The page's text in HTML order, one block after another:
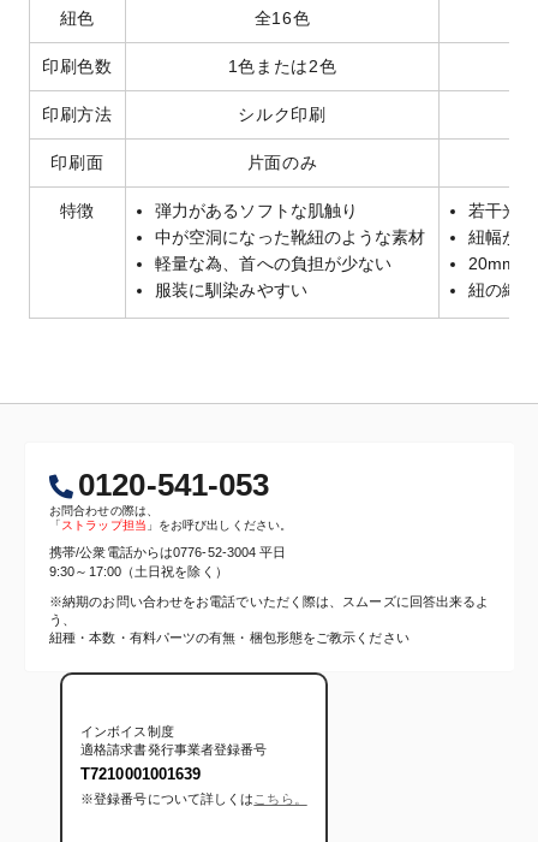
紐色 全16色
印刷色数 1色または2色
印刷方法 シルク印刷
印刷面 片面のみ
特徴
弾力があるソフトな肌触り
中が空洞になった靴紐のような素材
軽量な為、首への負担が少ない
服装に馴染みやすい
若干光
紐幅が
20mm幅
紐の織
0120-541-053
お問合わせの際は、
「ストラップ担当 」をお呼び出しください。
携帯/公衆電話からは0776-52-3004 平日
9:30～17:00（土日祝を除く）
※納期のお問い合わせをお電話でいただく際は、スムーズに回答出来るよ
う、
紐種・本数・有料パーツの有無・梱包形態をご教示ください
インボイス制度
適格請求書発行事業者登録番号
T7210001001639
※登録番号について詳しくは こちら。